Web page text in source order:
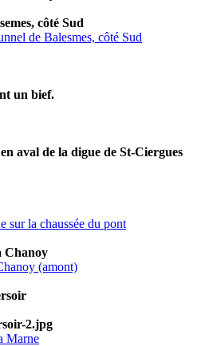
côté Sud
de Balesmes, côté Sud
un bief.
aval de la digue de St-Ciergues
sur la chaussée du pont
Chanoy
(amont)
2.jpg
Marne